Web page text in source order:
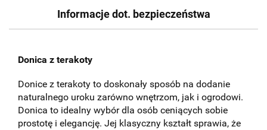
Informacje dot. bezpieczeństwa
Donica z terakoty
Donice z terakoty to doskonały sposób na dodanie
naturalnego uroku zarówno wnętrzom, jak i ogrodowi.
Donica to idealny wybór dla osób ceniących sobie
prostotę i elegancję. Jej klasyczny kształt sprawia, że